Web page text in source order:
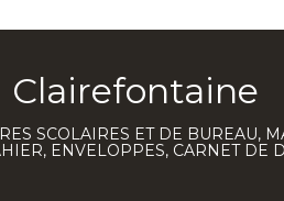
Clairefontaine
SCOLAIRES ET DE BUREAU,
ENVELOPPES, CARNET DE